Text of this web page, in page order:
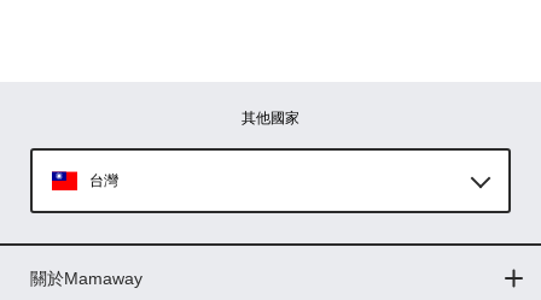
其他國家
台灣
印尼
關於Mamaway